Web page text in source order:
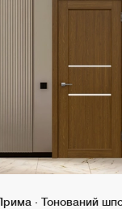
· Тонований